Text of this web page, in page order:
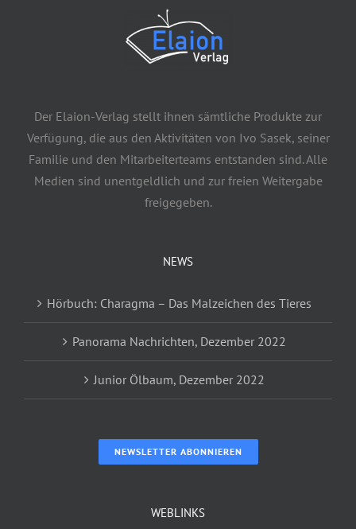
Der Elaion-Verlag stellt ihnen sämtliche Produkte zur
Verfügung, die aus den Aktivitäten von Ivo Sasek, seiner
Familie und den Mitarbeiterteams entstanden sind. Alle
Medien sind unentgeldlich und zur freien Weitergabe
freigegeben.
NEWS
Hörbuch: Charagma – Das Malzeichen des Tieres
Panorama Nachrichten, Dezember 2022
Junior Ölbaum, Dezember 2022
NEWSLETTER ABONNIEREN
WEBLINKS